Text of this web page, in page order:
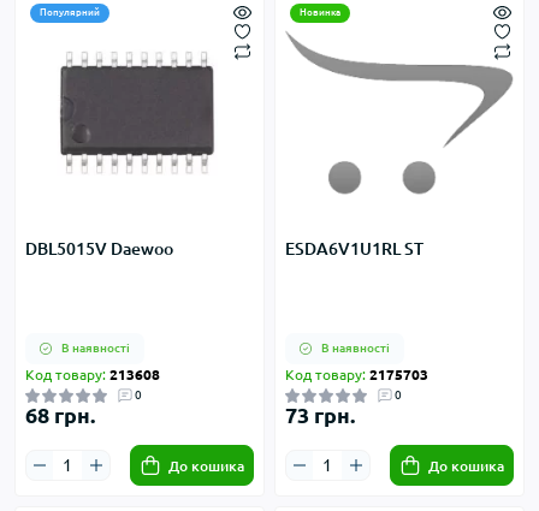
Популярний
DBL5015V Daewoo
В наявності
Код товару: 213608
0
68 грн.
До кошика
Новинка
ESDA6V1U1RL ST
В наявності
Код товару: 2175703
0
73 грн.
До кошика